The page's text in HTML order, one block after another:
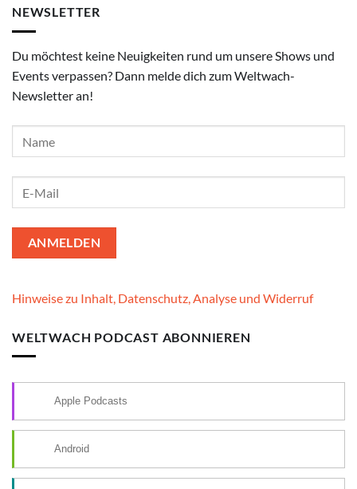
NEWSLETTER
Du möchtest keine Neuigkeiten rund um unsere Shows und
Events verpassen? Dann melde dich zum Weltwach-
Newsletter an!
Hinweise zu Inhalt, Datenschutz, Analyse und Widerruf
WELTWACH PODCAST ABONNIEREN
Apple Podcasts
Android